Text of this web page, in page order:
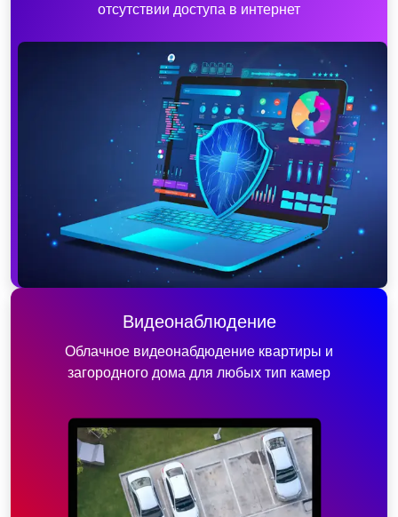
отсутствии доступа в интернет
Видеонаблюдение
Облачное видеонабдюдение квартиры и
загородного дома для любых тип камер